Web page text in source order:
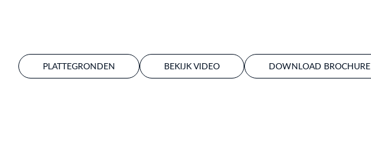
PLATTEGRONDEN BEKIJK VIDEO DOWNLOAD BROCHURE